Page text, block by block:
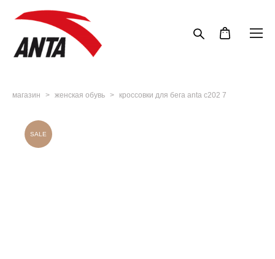
магазин > женская обувь > кроссовки для бега anta c202 7
SALE